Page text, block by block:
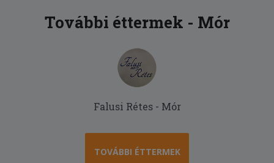
További éttermek - Mór
Falusi Rétes - Mór
TOVÁBBI ÉTTERMEK